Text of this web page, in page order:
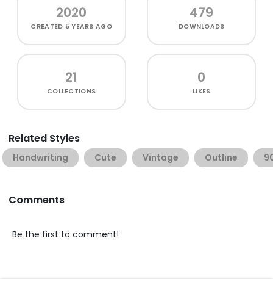
2020
CREATED 5 YEARS AGO
479
DOWNLOADS
21
COLLECTIONS
0
LIKES
Related Styles
Handwriting Cute Vintage Outline
Comments
Be the first to comment!